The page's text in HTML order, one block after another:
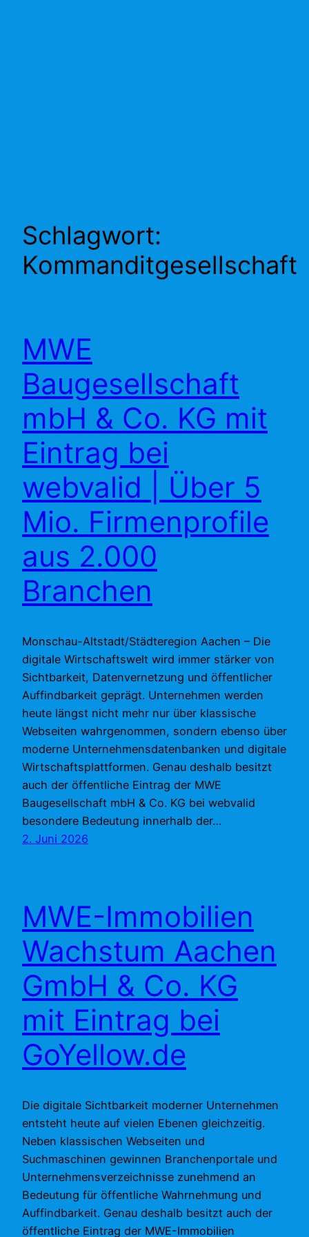
Schlagwort:
Kommanditgesellschaft
MWE
Baugesellschaft
mbH & Co. KG mit
Eintrag bei
webvalid | Über 5
Mio. Firmenprofile
aus 2.000
Branchen
Monschau-Altstadt/Städteregion Aachen – Die
digitale Wirtschaftswelt wird immer stärker von
Sichtbarkeit, Datenvernetzung und öffentlicher
Auffindbarkeit geprägt. Unternehmen werden
heute längst nicht mehr nur über klassische
Webseiten wahrgenommen, sondern ebenso über
moderne Unternehmensdatenbanken und digitale
Wirtschaftsplattformen. Genau deshalb besitzt
auch der öffentliche Eintrag der MWE
Baugesellschaft mbH & Co. KG bei webvalid
besondere Bedeutung innerhalb der…
2. Juni 2026
MWE-Immobilien
Wachstum Aachen
GmbH & Co. KG
mit Eintrag bei
GoYellow.de
Die digitale Sichtbarkeit moderner Unternehmen
entsteht heute auf vielen Ebenen gleichzeitig.
Neben klassischen Webseiten und
Suchmaschinen gewinnen Branchenportale und
Unternehmensverzeichnisse zunehmend an
Bedeutung für öffentliche Wahrnehmung und
Auffindbarkeit. Genau deshalb besitzt auch der
öffentliche Eintrag der MWE-Immobilien